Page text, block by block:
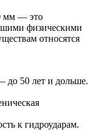
мм — это
физическими
относятся
до 50 лет и дольше.
к гидроударам.